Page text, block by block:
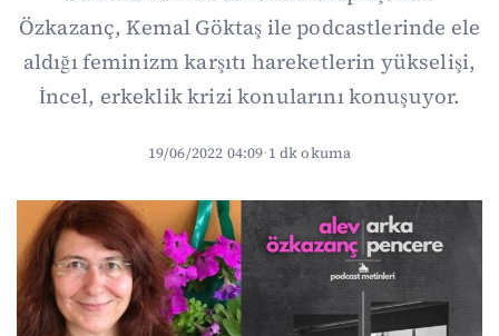
Özkazanç, Kemal Göktaş ile podcastlerinde ele
aldığı feminizm karşıtı hareketlerin yükselişi,
İncel, erkeklik krizi konularını konuşuyor.
19/06/2022 04:09·1 dk okuma